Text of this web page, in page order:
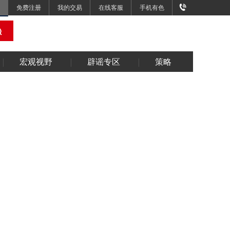
免费注册 我的交易 在线客服 手机有色
宏观视野 辟谣专区 策略